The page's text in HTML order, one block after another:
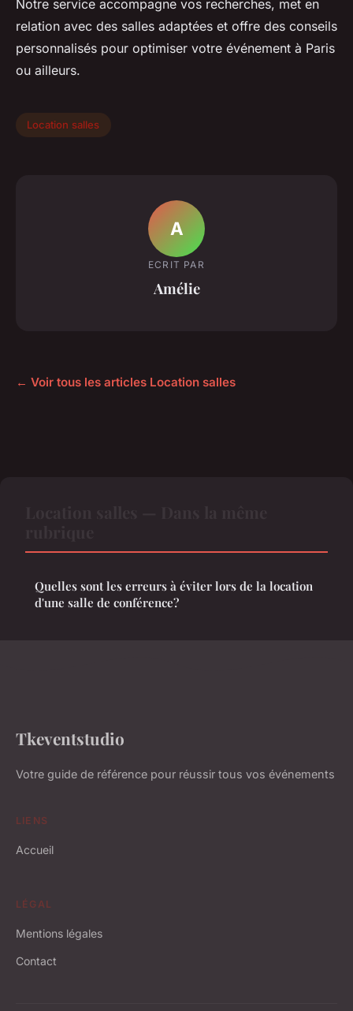
Notre service accompagne vos recherches, met en
relation avec des salles adaptées et offre des conseils
personnalisés pour optimiser votre événement à Paris
ou ailleurs.
Location salles
A
ECRIT PAR
Amélie
← Voir tous les articles Location salles
Quelles sont les erreurs à éviter lors de la location
d'une salle de conférence?
Tkeventstudio
Votre guide de référence pour réussir tous vos événements
LIENS
Accueil
LÉGAL
Mentions légales
Contact